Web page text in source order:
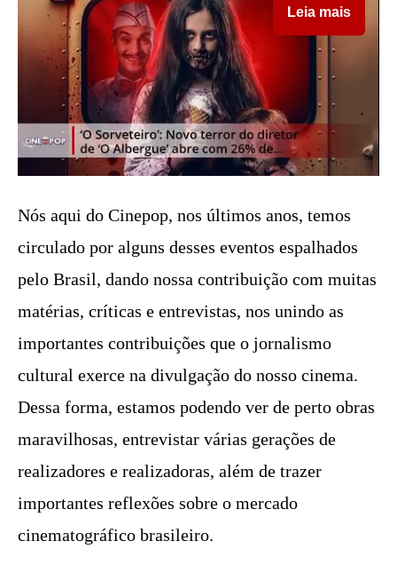
Leia mais
Nós aqui do Cinepop, nos últimos anos, temos
circulado por alguns desses eventos espalhados
pelo Brasil, dando nossa contribuição com muitas
matérias, críticas e entrevistas, nos unindo as
importantes contribuições que o jornalismo
cultural exerce na divulgação do nosso cinema.
Dessa forma, estamos podendo ver de perto obras
maravilhosas, entrevistar várias gerações de
realizadores e realizadoras, além de trazer
importantes reflexões sobre o mercado
cinematográfico brasileiro.